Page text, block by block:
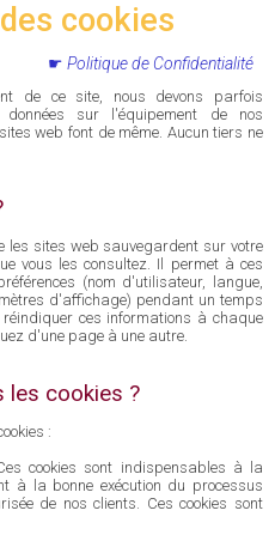
cookies
Politique de Confidentialité
de ce site, nous devons parfois
sur l'équipement de nos
web font de même. Aucun tiers ne
les sites web sauvegardent sur votre
vous les consultez. Il permet à ces
(nom d'utilisateur, langue,
d'affichage) pendant un temps
ces informations à chaque
d'une page à une autre.
les cookies ?
:
cookies sont indispensables à la
à la bonne exécution du processus
de nos clients. Ces cookies sont